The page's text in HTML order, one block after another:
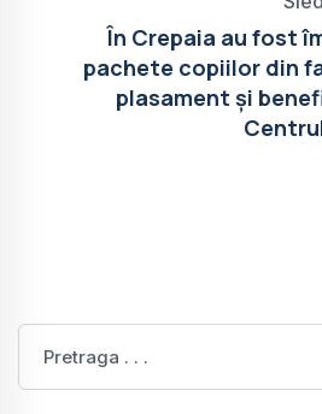
În Crepaia au fost
pachete copiilor din
plasament și